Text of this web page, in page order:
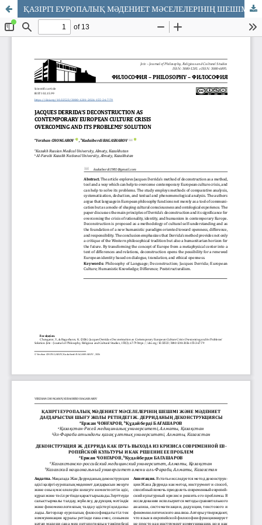
ҚАЗІРГІ ЕУРОПАЛЫҚ МӘДЕНИЕТ МӘСЕЛЕЛЕРІНІҢ ШЕШІМІ ЖӘНЕ МӘДЕНИЕТ ДАҒДАРЫСТАН ШЫҒУ ЖОЛЫ РЕТІНДЕГІ Ж. ДЕРРИДАНЫҢ ДЕКОНСТРУКЦИЯСЫ